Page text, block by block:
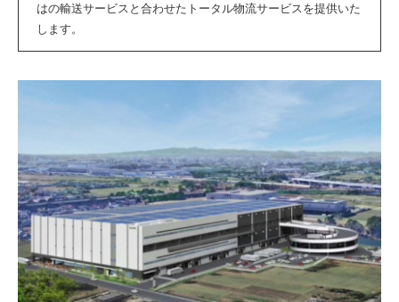
はの輸送サービスと合わせたトータル物流サービスを提供いた
します。